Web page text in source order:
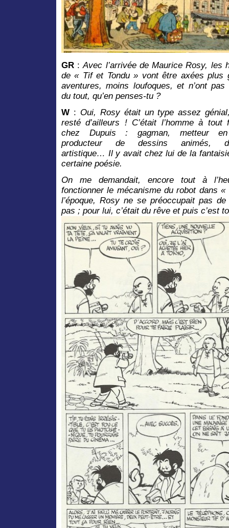
GR :Avec l’arrivée de Maurice Rosy, les
de « Tif et Tondu » vont être axées plus
aventures, moins loufoques, et n’ont pas
du tout, qu’en penses-tu ?
W : Oui, Rosy était un type assez
resté d’ailleurs ! C’était l’homme à tout
chez Dupuis : gagman, metteur
producteur de dessins animés,
artistique… Il y avait chez lui de la
certaine poésie.
On me demandait, encore tout à
fonctionner le mécanisme du robot dans
l’époque, Rosy ne se préoccupait pas
pas ; pour lui, c’était du rêve et puis c’est